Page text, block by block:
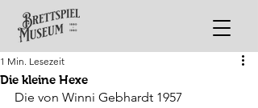
Die kleine Hexe
1 Min. Lesezeit
Die von Winni Gebhardt 1957